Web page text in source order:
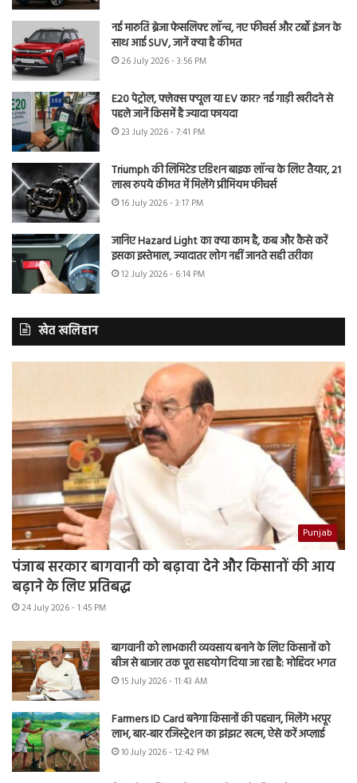
नई मारुति ब्रेजा फेसलिफ्ट लॉन्च, नए फीचर्स और टर्बो इंजन के
साथ आई SUV, जानें क्या है कीमत
26 July 2026 - 3:56 PM
E20 पेट्रोल, फ्लेक्स फ्यूल या EV कार? नई गाड़ी खरीदने से
पहले जानें किसमें है ज्यादा फायदा
23 July 2026 - 7:41 PM
Triumph की लिमिटेड एडिशन बाइक लॉन्च के लिए तैयार, 21
लाख रुपये कीमत में मिलेंगे प्रीमियम फीचर्स
16 July 2026 - 3:17 PM
जानिए Hazard Light का क्या काम है, कब और कैसे करें
इसका इस्तेमाल, ज्यादातर लोग नहीं जानते सही तरीका
12 July 2026 - 6:14 PM
खेत खलिहान
Punjab
पंजाब सरकार बागवानी को बढ़ावा देने और किसानों की आय
बढ़ाने के लिए प्रतिबद्ध
24 July 2026 - 1:45 PM
बागवानी को लाभकारी व्यवसाय बनाने के लिए किसानों को
बीज से बाजार तक पूरा सहयोग दिया जा रहा है: मोहिंदर भगत
15 July 2026 - 11:43 AM
Farmers ID Card बनेगा किसानों की पहचान, मिलेंगे भरपूर
लाभ, बार-बार रजिस्ट्रेशन का झंझट खत्म, ऐसे करें अप्लाई
10 July 2026 - 12:42 PM